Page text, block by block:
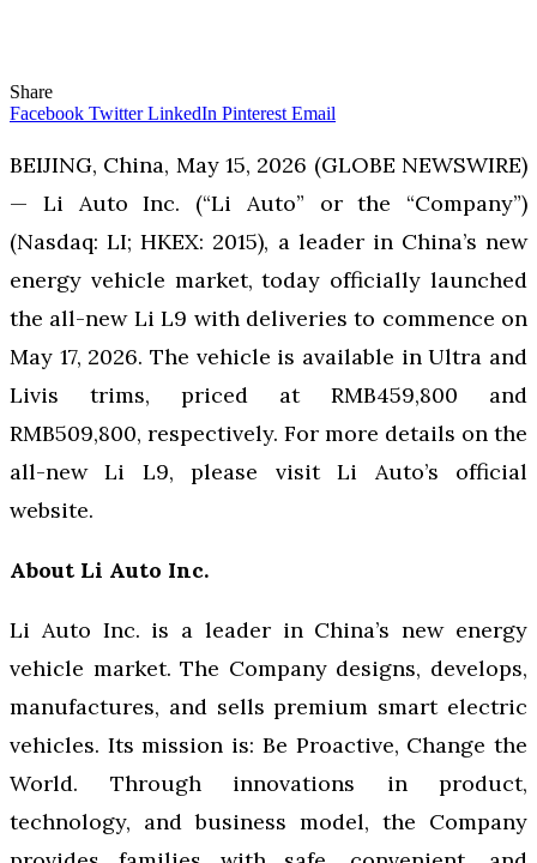
Share
Facebook Twitter LinkedIn Pinterest Email
BEIJING, China, May 15, 2026 (GLOBE NEWSWIRE)
— Li Auto Inc. (“Li Auto” or the “Company”)
(Nasdaq: LI; HKEX: 2015), a leader in China’s new
energy vehicle market, today officially launched
the all-new Li L9 with deliveries to commence on
May 17, 2026. The vehicle is available in Ultra and
Livis trims, priced at RMB459,800 and
RMB509,800, respectively. For more details on the
all-new Li L9, please visit Li Auto’s official
website.
About Li Auto Inc.
Li Auto Inc. is a leader in China’s new energy
vehicle market. The Company designs, develops,
manufactures, and sells premium smart electric
vehicles. Its mission is: Be Proactive, Change the
World. Through innovations in product,
technology, and business model, the Company